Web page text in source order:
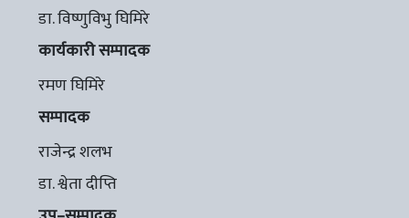
डा. विष्णुविभु घिमिरे
कार्यकारी सम्पादक
रमण घिमिरे
सम्पादक
राजेन्द्र शलभ
डा. श्वेता दीप्ति